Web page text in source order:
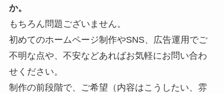
か。
もちろん問題ございません。
初めてのホームページ制作やSNS、広告運用でご
不明な点や、不安などあればお気軽にお問い合わ
せください。
制作の前段階で、ご希望（内容はこうしたい、雰